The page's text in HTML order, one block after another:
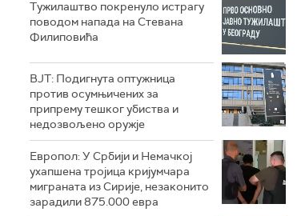
Тужилаштво покренуло истрагу
поводом напада на Стевана
Филиповића
ВЈТ: Подигнута оптужница
против осумњичених за
припрему тешког убиства и
недозвољено оружје
Европол: У Србији и Немачкој
ухапшена тројица кријумчара
миграната из Сирије, незаконито
зарадили 875.000 евра